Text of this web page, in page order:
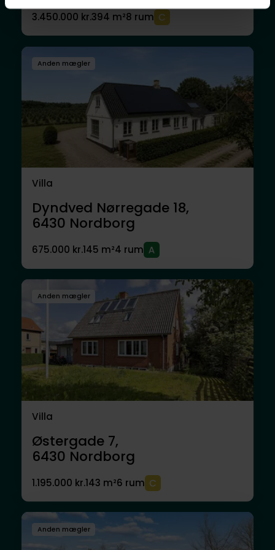
3.450.000 kr.394 m²8 rum
Anden mægler
Villa
Dyndved Nørregade 18,
6430 Nordborg
675.000 kr.145 m²4 rum
Anden mægler
Villa
Østergade 7,
6430 Nordborg
1.195.000 kr.143 m²6 rum
Anden mægler